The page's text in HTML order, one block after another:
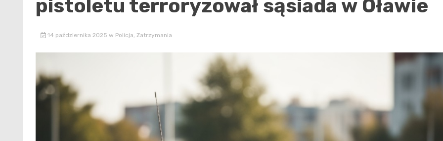
pistoletu terroryzował sąsiada w Oławie
14 października 2025 w Policja, Zatrzymania